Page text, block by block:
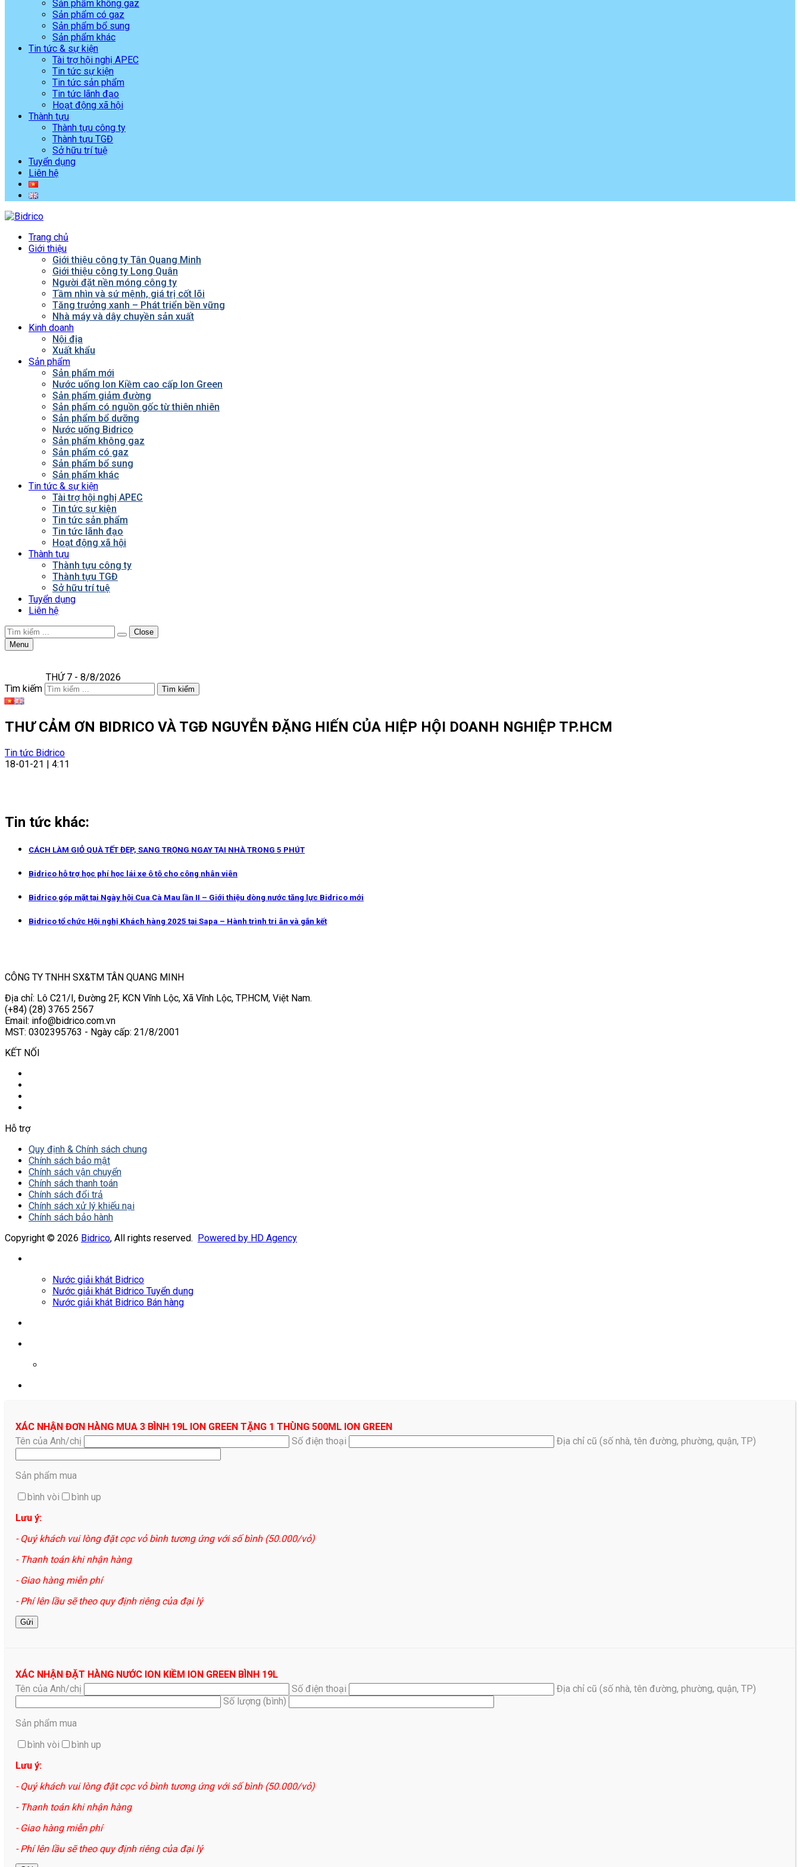
Sản phẩm không gaz
Sản phẩm có gaz
Sản phẩm bổ sung
Sản phẩm khác
Tin tức & sự kiện
Tài trợ hội nghị APEC
Tin tức sự kiện
Tin tức sản phẩm
Tin tức lãnh đạo
Hoạt động xã hội
Thành tựu
Thành tựu công ty
Thành tựu TGĐ
Sở hữu trí tuệ
Tuyển dụng
Liên hệ
Trang chủ
Giới thiệu
Giới thiệu công ty Tân Quang Minh
Giới thiệu công ty Long Quân
Người đặt nền móng công ty
Tầm nhìn và sứ mệnh, giá trị cốt lõi
Tăng trưởng xanh – Phát triển bền vững
Nhà máy và dây chuyền sản xuất
Kinh doanh
Nội địa
Xuất khẩu
Sản phẩm
Sản phẩm mới
Nước uống Ion Kiềm cao cấp Ion Green
Sản phẩm giảm đường
Sản phẩm có nguồn gốc từ thiên nhiên
Sản phẩm bổ dưỡng
Nước uống Bidrico
Sản phẩm không gaz
Sản phẩm có gaz
Sản phẩm bổ sung
Sản phẩm khác
Tin tức & sự kiện
Tài trợ hội nghị APEC
Tin tức sự kiện
Tin tức sản phẩm
Tin tức lãnh đạo
Hoạt động xã hội
Thành tựu
Thành tựu công ty
Thành tựu TGĐ
Sở hữu trí tuệ
Tuyển dụng
Liên hệ
Close
Menu
THỨ 7 - 8/8/2026
Tìm kiếm
Tìm kiếm
THƯ CẢM ƠN BIDRICO VÀ TGĐ NGUYỄN ĐẶNG HIẾN CỦA HIỆP HỘI DOANH NGHIỆP TP.HCM
Tin tức Bidrico
18-01-21 | 4:11
Tin tức khác:
CÁCH LÀM GIỎ QUÀ TẾT ĐẸP, SANG TRỌNG NGAY TẠI NHÀ TRONG 5 PHÚT
Bidrico hỗ trợ học phí học lái xe ô tô cho công nhân viên
Bidrico góp mặt tại Ngày hội Cua Cà Mau lần II – Giới thiệu dòng nước tăng lực Bidrico mới
Bidrico tổ chức Hội nghị Khách hàng 2025 tại Sapa – Hành trình tri ân và gắn kết
CÔNG TY TNHH SX&TM TÂN QUANG MINH
Địa chỉ: Lô C21/I, Đường 2F, KCN Vĩnh Lộc, Xã Vĩnh Lộc, TP.HCM, Việt Nam.
(+84) (28) 3765 2567
Email: info@bidrico.com.vn
MST: 0302395763 - Ngày cấp: 21/8/2001
KẾT NỐI
Hỗ trợ
Quy định & Chính sách chung
Chính sách bảo mật
Chính sách vận chuyển
Chính sách thanh toán
Chính sách đổi trả
Chính sách xử lý khiếu nại
Chính sách bảo hành
Copyright © 2026 Bidrico, All rights reserved. Powered by HD Agency
Nước giải khát Bidrico
Nước giải khát Bidrico Tuyển dụng
Nước giải khát Bidrico Bán hàng
XÁC NHẬN ĐƠN HÀNG MUA 3 BÌNH 19L ION GREEN TẶNG 1 THÙNG 500ML ION GREEN
Tên của Anh/chị
Số điện thoại Địa chỉ cũ (số nhà, tên đường, phường, quận, TP)
Sản phẩm mua
bình vòi
bình up
Lưu ý:
- Quý khách vui lòng đặt cọc vỏ bình tương ứng với số bình (50.000/vỏ)
- Thanh toán khi nhận hàng
- Giao hàng miễn phí
- Phí lên lầu sẽ theo quy định riêng của đại lý
XÁC NHẬN ĐẶT HÀNG NƯỚC ION KIỀM ION GREEN BÌNH 19L
Tên của Anh/chị
Số điện thoại
Địa chỉ cũ (số nhà, tên đường, phường, quận, TP)
Số lượng (bình)
Sản phẩm mua
bình vòi
bình up
Lưu ý:
- Quý khách vui lòng đặt cọc vỏ bình tương ứng với số bình (50.000/vỏ)
- Thanh toán khi nhận hàng
- Giao hàng miễn phí
- Phí lên lầu sẽ theo quy định riêng của đại lý